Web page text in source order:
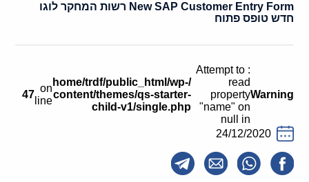
New SAP Customer Entry Form רשות המחקר לוגו
חדש טופס פתוח
Warning
: Attempt to
read
property
"name" on
null in
/home/trdf/public_html/wp-
content/themes/qs-starter-
child-v1/single.php
on
line
47
24/12/2020